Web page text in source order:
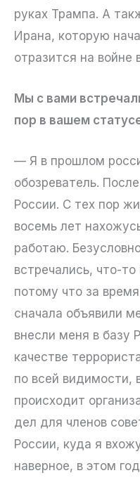
руках Трампа. А
Ирана, которую
отразится на войне
Мы с вами
пор в вашем
— Я в прошлом
обозреватель.
России. С тех пор
восемь лет
работаю.
встречались, что-
потому что за
сначала объявили
внесли меня в базу
качестве
по всей видимости,
происходит
дел для членов
России, куда я
наверное, в этом